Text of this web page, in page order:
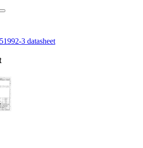
51992-3 datasheet